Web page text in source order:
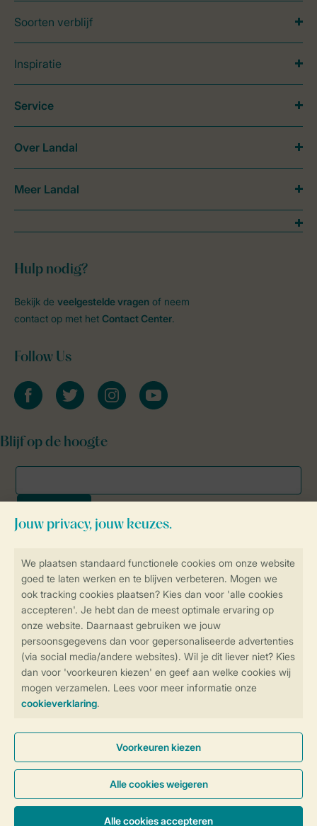
Controle over jouw gegevens &
Veilig en snel online boeken
SSL certificaat
Veilige gegevensoverdracht
Soorten verblijf
Inspiratie
Hulp nodig?
Bekijk de veelgestelde vragen of neem
contact op met het Contact Center.
Follow Us
facebooktwitter instagramyoutube
Blijf op de hoogte
Service
Over Landal
Meer Landal
Algemene voorwaarden Privacy notice
Cookies en banners
Toegankelijkheid © 2026 Landal